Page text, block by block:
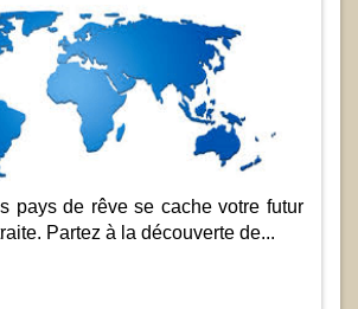
pays de rêve se cache votre futur
Partez à la découverte de...